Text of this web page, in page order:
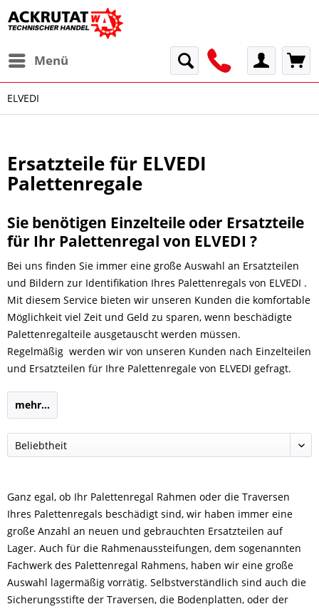
Menü
ELVEDI
Ersatzteile für ELVEDI
Palettenregale
Sie benötigen Einzelteile oder Ersatzteile
für Ihr Palettenregal von ELVEDI ?
Bei uns finden Sie immer eine große Auswahl an Ersatzteilen
und Bildern zur Identifikation Ihres Palettenregals von ELVEDI .
Mit diesem Service bieten wir unseren Kunden die komfortable
Möglichkeit viel Zeit und Geld zu sparen, wenn beschädigte
Palettenregalteile ausgetauscht werden müssen.
Regelmäßig werden wir von unseren Kunden nach Einzelteilen
und Ersatzteilen für Ihre Palettenregale von ELVEDI gefragt.
mehr...
Ganz egal, ob Ihr Palettenregal Rahmen oder die Traversen
Ihres Palettenregals beschädigt sind, wir haben immer eine
große Anzahl an neuen und gebrauchten Ersatzteilen auf
Lager. Auch für die Rahmenaussteifungen, dem sogenannten
Fachwerk des Palettenregal Rahmens, haben wir eine große
Auswahl lagermäßig vorrätig. Selbstverständlich sind auch die
Sicherungsstifte der Traversen, die Bodenplatten, oder der